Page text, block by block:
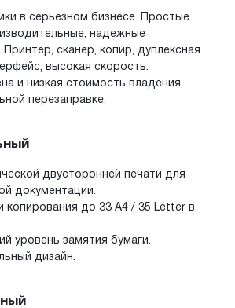
в серьезном бизнесе. Простые
надежные
сканер, копир, дуплексная
высокая скорость.
и низкая стоимость владения,
перезаправке.
двусторонней печати для
документации.
копирования до 33 A4 / 35 Letter в
уровень замятия бумаги.
дизайн.